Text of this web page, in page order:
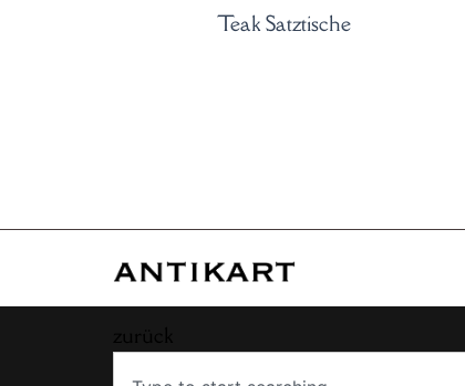
Teak Satztische